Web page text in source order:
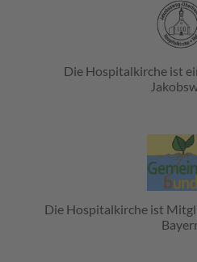
Die Hospitalkirche ist
Die Hospitalkirche ist